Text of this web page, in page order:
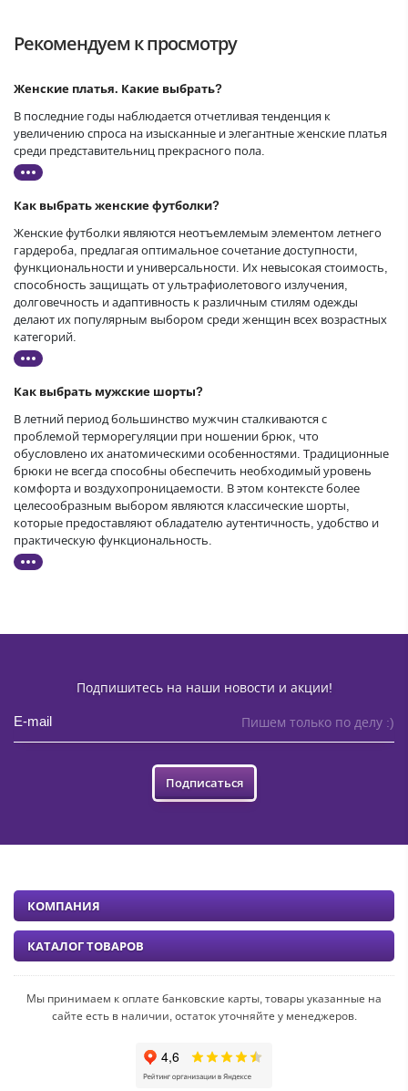
Рекомендуем к просмотру
Женские платья. Какие выбрать?
В последние годы наблюдается отчетливая тенденция к
увеличению спроса на изысканные и элегантные женские платья
среди представительниц прекрасного пола.
Как выбрать женские футболки?
Женские футболки являются неотъемлемым элементом летнего
гардероба, предлагая оптимальное сочетание доступности,
функциональности и универсальности. Их невысокая стоимость,
способность защищать от ультрафиолетового излучения,
долговечность и адаптивность к различным стилям одежды
делают их популярным выбором среди женщин всех возрастных
категорий.
Как выбрать мужские шорты?
В летний период большинство мужчин сталкиваются с
проблемой терморегуляции при ношении брюк, что
обусловлено их анатомическими особенностями. Традиционные
брюки не всегда способны обеспечить необходимый уровень
комфорта и воздухопроницаемости. В этом контексте более
целесообразным выбором являются классические шорты,
которые предоставляют обладателю аутентичность, удобство и
практическую функциональность.
Подпишитесь на наши новости и акции!
Пишем только по делу :)
Подписаться
Мы принимаем к оплате банковские карты, товары указанные на
сайте есть в наличии, остаток уточняйте у менеджеров.
КОМПАНИЯ
КАТАЛОГ ТОВАРОВ